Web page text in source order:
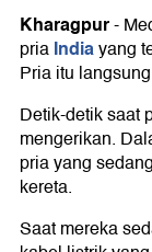
Kharagpur-
priaIndiayang
Pria itu
Detik-detik saat
mengerikan.
pria yang
kereta.
Saat mereka